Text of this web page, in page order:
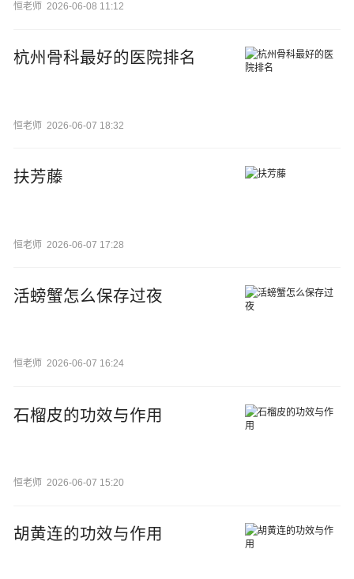
恒老师 2026-06-08 11:12
杭州骨科最好的医院排名
恒老师 2026-06-07 18:32
扶芳藤
恒老师 2026-06-07 17:28
活螃蟹怎么保存过夜
恒老师 2026-06-07 16:24
石榴皮的功效与作用
恒老师 2026-06-07 15:20
胡黄连的功效与作用